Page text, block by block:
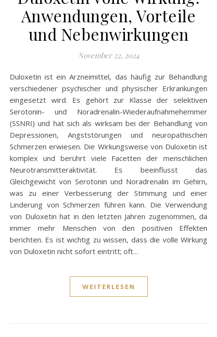
Anwendungen, Vorteile
und Nebenwirkungen
November 22, 2024
Duloxetin ist ein Arzneimittel, das häufig zur Behandlung
verschiedener psychischer und physischer Erkrankungen
eingesetzt wird. Es gehört zur Klasse der selektiven
Serotonin- und Noradrenalin-Wiederaufnahmehemmer
(SSNRI) und hat sich als wirksam bei der Behandlung von
Depressionen, Angststörungen und neuropathischen
Schmerzen erwiesen. Die Wirkungsweise von Duloxetin ist
komplex und berührt viele Facetten der menschlichen
Neurotransmitteraktivität. Es beeinflusst das
Gleichgewicht von Serotonin und Noradrenalin im Gehirn,
was zu einer Verbesserung der Stimmung und einer
Linderung von Schmerzen führen kann. Die Verwendung
von Duloxetin hat in den letzten Jahren zugenommen, da
immer mehr Menschen von den positiven Effekten
berichten. Es ist wichtig zu wissen, dass die volle Wirkung
von Duloxetin nicht sofort eintritt; oft…
WEITERLESEN